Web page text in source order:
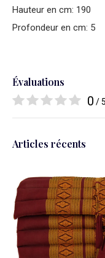
Hauteur en cm: 190
Profondeur en cm: 5
Évaluations
0 / 5
Articles récents